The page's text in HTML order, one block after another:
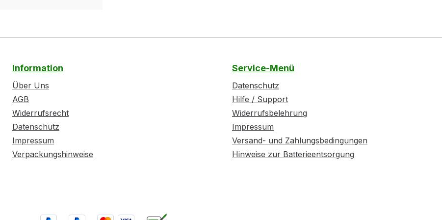
Information
Über Uns
AGB
Widerrufsrecht
Datenschutz
Impressum
Verpackungshinweise
Service-Menü
Datenschutz
Hilfe / Support
Widerrufsbelehrung
Impressum
Versand- und Zahlungsbedingungen
Hinweise zur Batterieentsorgung